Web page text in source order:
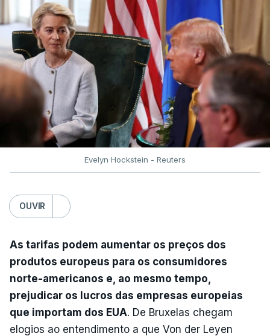
Evelyn Hockstein - Reuters
OUVIR
As tarifas podem aumentar os preços dos
produtos europeus para os consumidores
norte-americanos e, ao mesmo tempo,
prejudicar os lucros das empresas europeias
que importam dos EUA. De Bruxelas chegam
elogios ao entendimento a que Von der Leyen